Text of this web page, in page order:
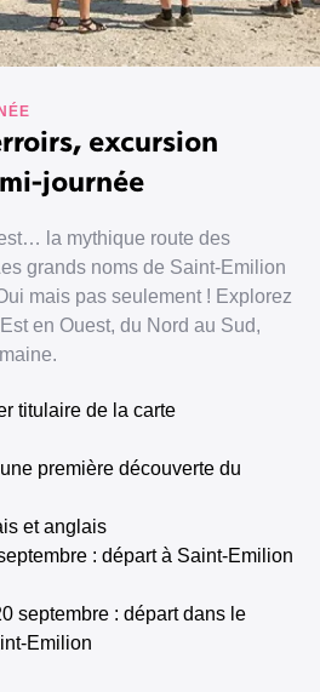
excursion
journée
la mythique route des
grands noms de Saint-Emilion
mais pas seulement ! Explorez
en Ouest, du Nord au Sud,
et anglais
Emilion